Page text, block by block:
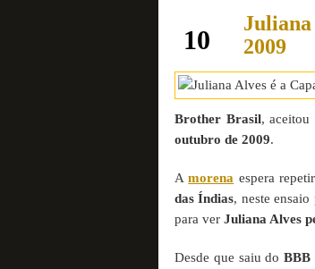
10
2009
Brother Brasil,
outubro de 2009.
Amorena espera
das Índias, neste
para ver Juliana Alves
Desde que saiu doBBB